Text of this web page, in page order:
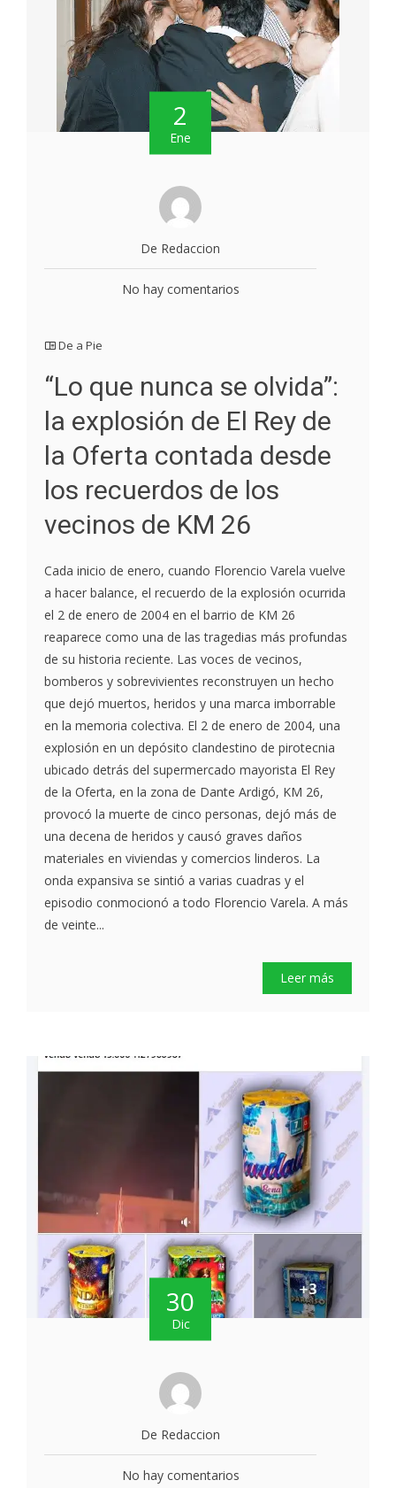
2
Ene
De Redaccion
No hay comentarios
De a Pie
“Lo que nunca se olvida”:
la explosión de El Rey de
la Oferta contada desde
los recuerdos de los
vecinos de KM 26
Cada inicio de enero, cuando Florencio Varela vuelve
a hacer balance, el recuerdo de la explosión ocurrida
el 2 de enero de 2004 en el barrio de KM 26
reaparece como una de las tragedias más profundas
de su historia reciente. Las voces de vecinos,
bomberos y sobrevivientes reconstruyen un hecho
que dejó muertos, heridos y una marca imborrable
en la memoria colectiva. El 2 de enero de 2004, una
explosión en un depósito clandestino de pirotecnia
ubicado detrás del supermercado mayorista El Rey
de la Oferta, en la zona de Dante Ardigó, KM 26,
provocó la muerte de cinco personas, dejó más de
una decena de heridos y causó graves daños
materiales en viviendas y comercios linderos. La
onda expansiva se sintió a varias cuadras y el
episodio conmocionó a todo Florencio Varela. A más
de veinte...
Leer más
30
Dic
De Redaccion
No hay comentarios